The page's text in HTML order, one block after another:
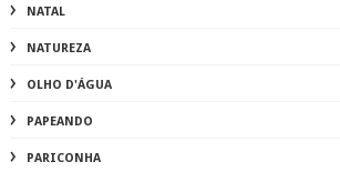
NATAL
NATUREZA
OLHO D'ÁGUA
PAPEANDO
PARICONHA